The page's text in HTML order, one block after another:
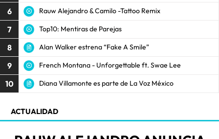
6 Rauw Alejandro & Camilo -Tattoo Remix
7 Top10: Mentiras de Parejas
8 Alan Walker estrena “Fake A Smile”
9 French Montana - Unforgettable ft. Swae Lee
10 Diana Villamonte es parte de La Voz México
ACTUALIDAD